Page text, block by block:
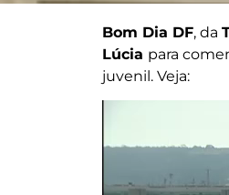
Bom Dia DF, da
Lúcia para
juvenil. Veja: